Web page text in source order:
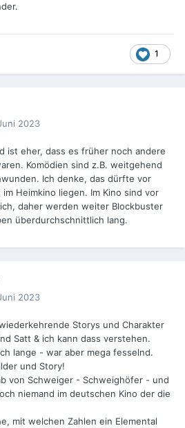
1
2023
ist eher, dass es früher noch andere
Komödien sind z.B. weitgehend
Ich denke, das dürfte vor
Heimkino liegen. Im Kino sind vor
daher werden weiter Blockbuster
überdurchschnittlich lang.
2023
Storys und Charakter
Satt & ich kann dass verstehen.
lange - war aber mega fesselnd.
und Story!
von Schweiger - Schweighöfer - und
niemand im deutschen Kino der die
mit welchen Zahlen ein Elemental